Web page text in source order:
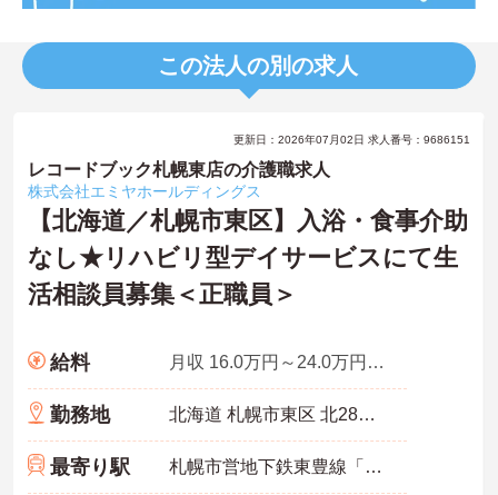
この法人の別の求人
更新日：2026年07月02日 求人番号：9686151
レコードブック札幌東店の介護職求人
株式会社エミヤホールディングス
【北海道／札幌市東区】入浴・食事介助
なし★リハビリ型デイサービスにて生
活相談員募集＜正職員＞
給料 月収 16.0万円～24.0万円程度 別途諸手当あり
勤務地 北海道 札幌市東区 北28条東21丁目5-14 コスモビル1階
最寄り駅 札幌市営地下鉄東豊線「新道東駅」徒歩18分